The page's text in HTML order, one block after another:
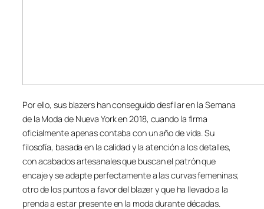
Por ello, sus blazers han conseguido desfilar en la Semana
de la Moda de Nueva York en 2018, cuando la firma
oficialmente apenas contaba con un año de vida. Su
filosofía, basada en la calidad y la atención a los detalles,
con acabados artesanales que buscan el patrón que
encaje y se adapte perfectamente a las curvas femeninas;
otro de los puntos a favor del blazer y que ha llevado a la
prenda a estar presente en la moda durante décadas.